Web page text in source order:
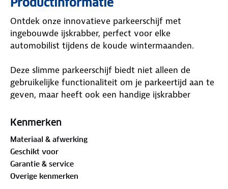
Ontdek onze innovatieve parkeerschijf met
ingebouwde ijskrabber, perfect voor elke
automobilist tijdens de koude wintermaanden.
Deze slimme parkeerschijf biedt niet alleen de
gebruikelijke functionaliteit om je parkeertijd aan te
geven, maar heeft ook een handige ijskrabber
te zoeken naar een aparte ijskrabber wanneer je
parkeerschijf bij de hand kun je eenvoudig ijs van je
autoruiten verwijderen voordat je op weg gaat,
waardoor je kostbare tijd bespaart en je veiligheid
op de weg vergroot.
Kenmerken
Materiaal & afwerking
Geschikt voor
Garantie & service
Overige kenmerken